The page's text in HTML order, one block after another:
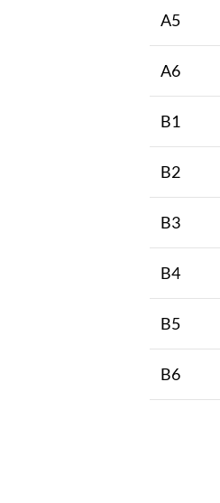
A5
A6
B1
B2
B3
B4
B5
B6